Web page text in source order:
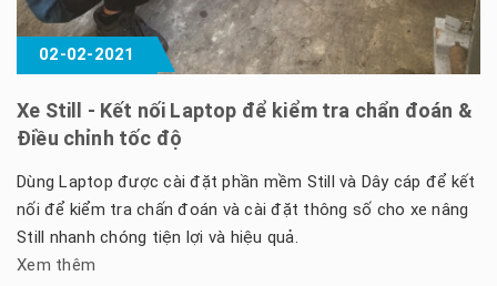
02-02-2021
Xe Still - Kết nối Laptop để kiểm tra chẩn đoán &
Điều chỉnh tốc độ
Dùng Laptop được cài đặt phần mềm Still và Dây cáp để kết
nối để kiểm tra chấn đoán và cài đặt thông số cho xe nâng
Still nhanh chóng tiện lợi và hiệu quả.
Xem thêm